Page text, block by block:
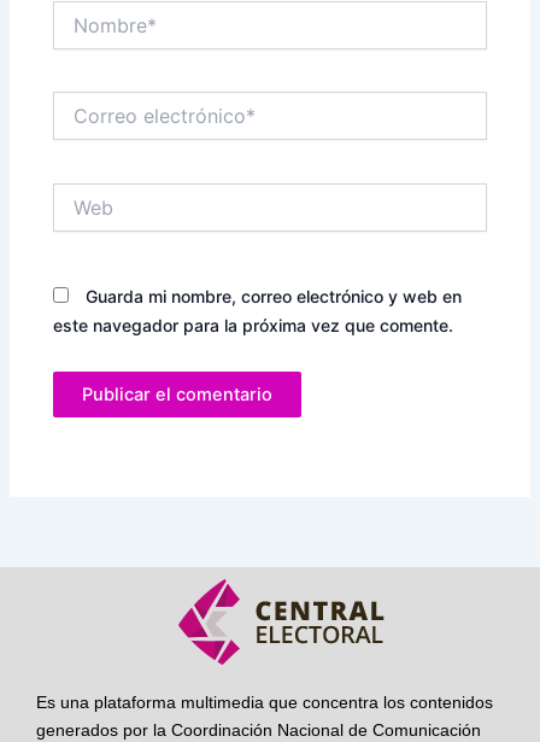
electrónico*
Guarda mi nombre, correo electrónico y web en
este navegador para la próxima vez que comente.
Es una plataforma multimedia que concentra los contenidos
generados por la Coordinación Nacional de Comunicación